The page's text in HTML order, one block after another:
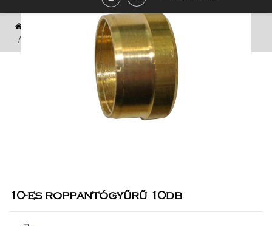
Webshop
Fűtés, Bojler, Gázkészülék
10-es roppantógyűrű 10db
10-es roppantógyűrű 10db